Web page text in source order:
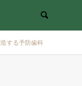
する予防歯科